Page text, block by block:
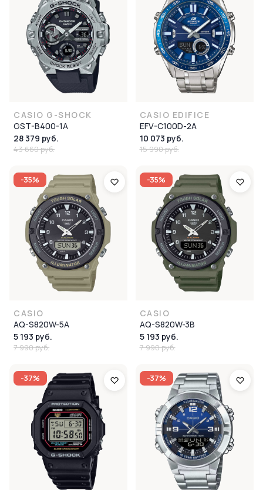
CASIO G-SHOCK
GST-B400-1A
28 379 руб.
43 660 руб.
CASIO EDIFICE
EFV-C100D-2A
10 073 руб.
15 990 руб.
-35%
CASIO
AQ-S820W-5A
5 193 руб.
7 990 руб.
-35%
CASIO
AQ-S820W-3B
5 193 руб.
7 990 руб.
-37% -37%